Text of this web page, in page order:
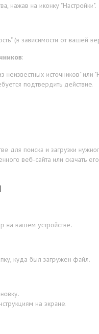
нажав на иконку "Настройки".
(в зависимости от вашей
:
источников" или
подтвердить действие.
для поиска и загрузки
веб-сайта или скачать
на вашем устройстве.
куда был загружен файл.
на экране.